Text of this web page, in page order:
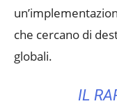
che cercano di
globali.
IL